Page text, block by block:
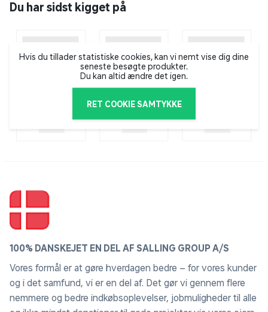
Du har sidst kigget på
Hvis du tillader statistiske cookies, kan vi nemt vise dig dine
seneste besøgte produkter.
Du kan altid ændre det igen.
RET COOKIE SAMTYKKE
100% DANSKEJET EN DEL AF SALLING GROUP A/S
Vores formål er at gøre hverdagen bedre – for vores kunder
og i det samfund, vi er en del af. Det gør vi gennem flere
nemmere og bedre indkøbsoplevelser, jobmuligheder til alle